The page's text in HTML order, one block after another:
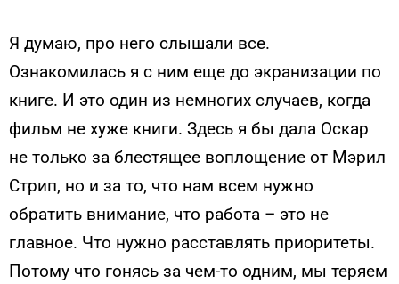
Я думаю, про него слышали все.
Ознакомилась я с ним еще до экранизации по
книге. И это один из немногих случаев, когда
фильм не хуже книги. Здесь я бы дала Оскар
не только за блестящее воплощение от Мэрил
Стрип, но и за то, что нам всем нужно
обратить внимание, что работа – это не
главное. Что нужно расставлять приоритеты.
Потому что гонясь за чем-то одним, мы теряем